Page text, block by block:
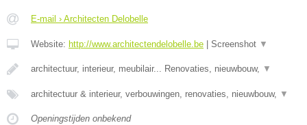
E-mail › Architecten Delobelle
Website: http://www.architectendelobelle.be Screenshot ▼
architectuur, interieur, meubilair... Renovaties, nieuwbouw, ▼
architectuur & interieur, verbouwingen, renovaties, nieuwbouw, ▼
Openingstijden onbekend